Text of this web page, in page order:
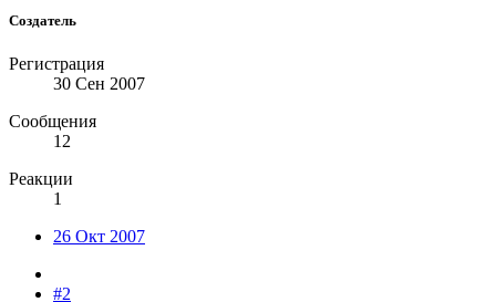
Создатель
Регистрация
30 Сен 2007
Сообщения
12
Реакции
1
26 Окт 2007
#2